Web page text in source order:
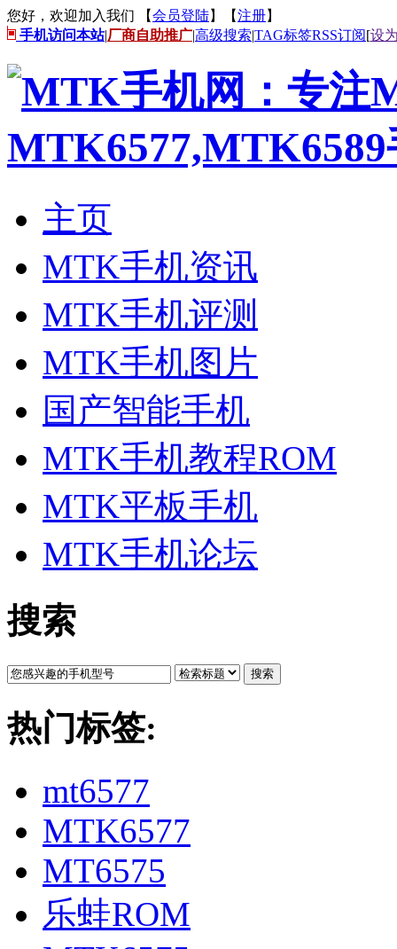
您好，欢迎加入我们 【会员登陆】【注册】
手机访问本站|厂商自助推广|高级搜索|TAG标签RSS订阅[设
主页
MTK手机资讯
MTK手机评测
MTK手机图片
国产智能手机
MTK手机教程ROM
MTK平板手机
MTK手机论坛
搜索
搜索
热门标签:
mt6577
MTK6577
MT6575
乐蛙ROM